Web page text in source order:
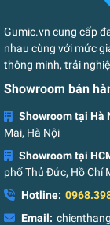
Gumic.vn cung cấp
nhau cùng với mức
thông minh, trải
Showroom bán
Showroom tại Hà
Mai, Hà Nội
Showroom tại
phố Thủ Đức, Hồ Chí
Hotline:
Email: